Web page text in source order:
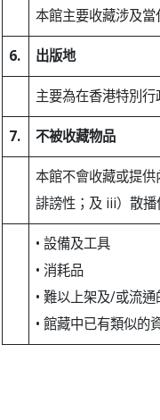
本館主要收藏涉及
6. 出版地
主要為在香港特別
7. 不被收藏物品
本館不會收藏或提
誹謗性；及 iii）散
• 設備及工具
• 消耗品
• 難以上架及/或流通
• 館藏中已有類似的